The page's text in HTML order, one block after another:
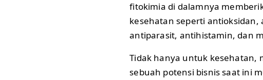
fitokimia di dalamnya
kesehatan seperti
antiparasit, antihistamin, dan
Tidak hanya untuk kesehatan,
sebuah potensi bisnis saat ini